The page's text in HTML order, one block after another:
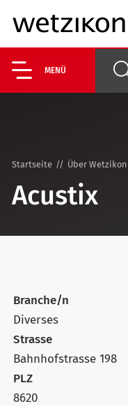
MENÜ
Startseite Über Wetzikon
Acustix
Branche/n
Diverses
Strasse
Bahnhofstrasse 198
PLZ
8620